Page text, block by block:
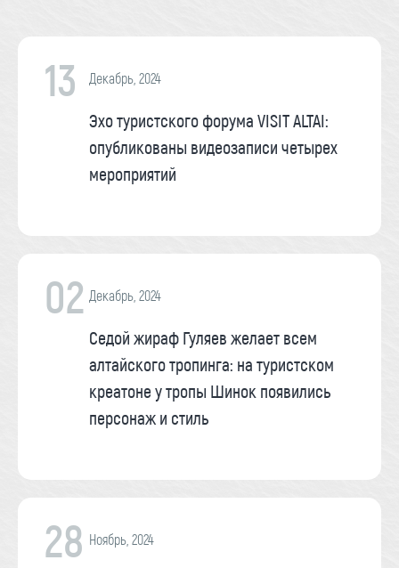
13 Декабрь, 2024
Эхо туристского форума VISIT ALTAI:
опубликованы видеозаписи четырех
мероприятий
02 Декабрь, 2024
Седой жираф Гуляев желает всем
алтайского тропинга: на туристском
креатоне у тропы Шинок появились
персонаж и стиль
28 Ноябрь, 2024